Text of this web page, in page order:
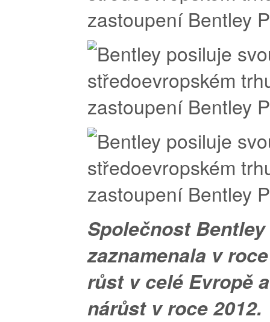
Společnost
zaznamenala v
růst v celé Evropě
nárůst v roce 2012.